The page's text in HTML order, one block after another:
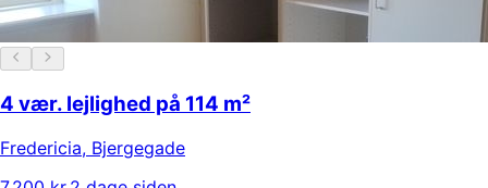
4 vær. lejlighed på 114 m²
Fredericia, Bjergegade